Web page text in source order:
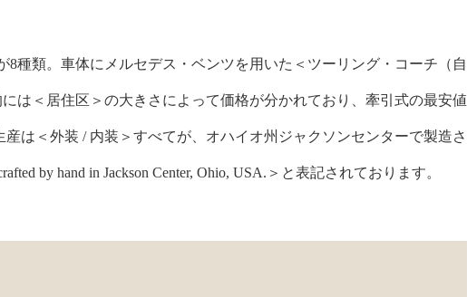
種類。車体にメルセデス・ベンツを用いた＜ツーリング・コーチ（自
は＜居住区＞の大きさによって価格が分かれており、牽引式の最安値
産は＜外装 / 内装＞すべてが、オハイオ州ジャクソンセンターで製造さ
by hand in Jackson Center, Ohio, USA.＞と表記されております。